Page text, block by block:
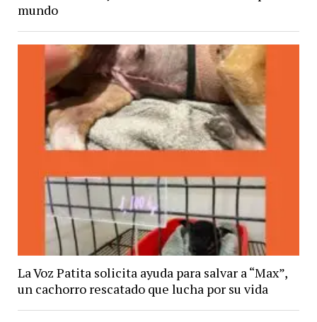
mundo
La Voz Patita solicita ayuda para salvar a “Max”,
un cachorro rescatado que lucha por su vida